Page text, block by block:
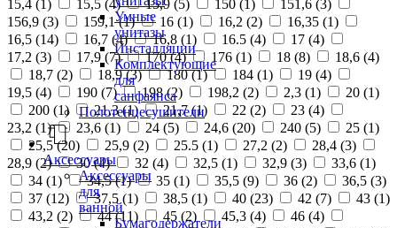
Умные
унитазы
Инсталляции
Комплектующие
для
санфаянса
Полотенцесушители
Аксессуары
Аксессуары
для
ванной
Бумагодержатели
15,4 (1 ) 15,5 (4) 15,9 (5) 150 (1 ) 151,6 (3)
156,9 (3) 159,1 (1) 16 (1) 16,2 (2) 16,35 (1)
16,5 (14) 16,7 (4) 16,8 (1) 16.5 (4) 17 (4)
17,2 (3) 17,9 (7) 170 (4) 176 (1) 18 (8) 18,6 (4)
18,7 (2) 18,9 (3) 180 (1) 184 (1) 19 (4)
19,5 (4) 190 (7) 198 (2) 198,2 (2) 2,3 (1) 20 (1)
200 (1) 21,3 (1) 21,7 (1) 22 (2) 23 (4)
23,2 (1) 23,6 (1) 24 (5) 24,6 (20) 240 (5) 25 (1)
25,5 (20) 25,9 (2) 25.5 (1) 27,2 (2) 28,4 (3)
28,9 (2) 30 (4) 32 (4) 32,5 (1) 32,9 (3) 33,6 (1)
34 (1) 34,5 (1) 35 (1) 35,5 (9) 36 (2) 36,5 (3)
37 (12) 37,5 (1) 38,5 (1) 40 (23) 42 (7) 43 (1)
43,2 (2) 44 (11) 45 (2) 45,3 (4) 46 (4)